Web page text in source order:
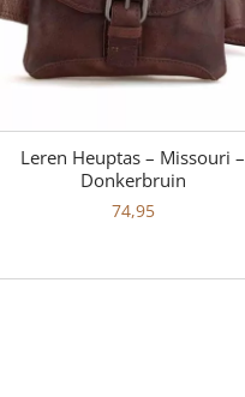
Leren Heuptas – Missouri –
Donkerbruin
74,95